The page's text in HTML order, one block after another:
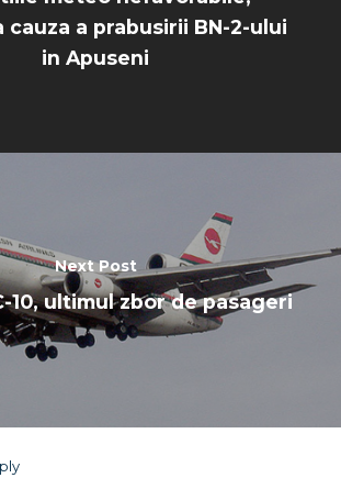
cauza a prabusirii BN-2-ului
in Apuseni
Next Post
10, ultimul zbor de pasageri